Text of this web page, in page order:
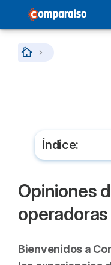
Home
Índice:
Operadores
Opiniones
Bienvenidos a